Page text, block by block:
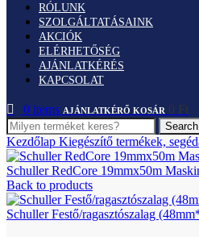
RÓLUNK
SZOLGÁLTATÁSAINK
AKCIÓK
ELÉRHETŐSÉG
AJÁNLATKÉRÉS
KAPCSOLAT
0 items 0 Ft
Search
Kezdőlap Kiegészítő termékek,
Schuller RedCore 19mmx50m
Back to products
Schuller Festő/ragasztószalag